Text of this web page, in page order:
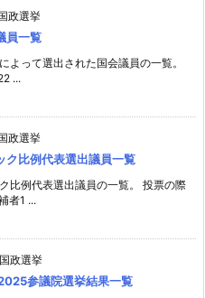
政選挙
員一覧
よって選出された国会議員の一覧。
...
政選挙
ク比例代表選出議員一覧
比例代表選出議員の一覧。 投票の際
者1 ...
国政選挙
参議院選挙結果一覧